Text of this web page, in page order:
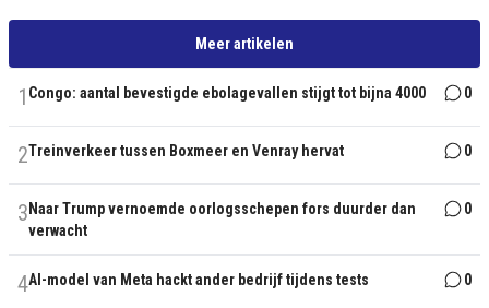
Meer artikelen
1 Congo: aantal bevestigde ebolagevallen stijgt tot bijna 4000 0
2Treinverkeer tussen Boxmeer en Venray hervat 0
3 Naar Trump vernoemde oorlogsschepen fors duurder dan
verwacht
0
4AI-model van Meta hackt ander bedrijf tijdens tests 0